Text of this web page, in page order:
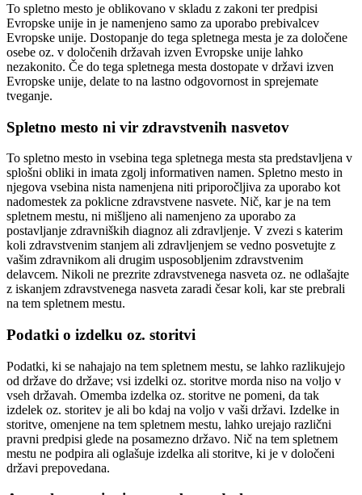
To spletno mesto je oblikovano v skladu z zakoni ter predpisi
Evropske unije in je namenjeno samo za uporabo prebivalcev
Evropske unije. Dostopanje do tega spletnega mesta je za določene
osebe oz. v določenih državah izven Evropske unije lahko
nezakonito. Če do tega spletnega mesta dostopate v državi izven
Evropske unije, delate to na lastno odgovornost in sprejemate
tveganje.
Spletno mesto ni vir zdravstvenih nasvetov
To spletno mesto in vsebina tega spletnega mesta sta predstavljena v
splošni obliki in imata zgolj informativen namen. Spletno mesto in
njegova vsebina nista namenjena niti priporočljiva za uporabo kot
nadomestek za poklicne zdravstvene nasvete. Nič, kar je na tem
spletnem mestu, ni mišljeno ali namenjeno za uporabo za
postavljanje zdravniških diagnoz ali zdravljenje. V zvezi s katerim
koli zdravstvenim stanjem ali zdravljenjem se vedno posvetujte z
vašim zdravnikom ali drugim usposobljenim zdravstvenim
delavcem. Nikoli ne prezrite zdravstvenega nasveta oz. ne odlašajte
z iskanjem zdravstvenega nasveta zaradi česar koli, kar ste prebrali
na tem spletnem mestu.
Podatki o izdelku oz. storitvi
Podatki, ki se nahajajo na tem spletnem mestu, se lahko razlikujejo
od države do države; vsi izdelki oz. storitve morda niso na voljo v
vseh državah. Omemba izdelka oz. storitve ne pomeni, da tak
izdelek oz. storitev je ali bo kdaj na voljo v vaši državi. Izdelke in
storitve, omenjene na tem spletnem mestu, lahko urejajo različni
pravni predpisi glede na posamezno državo. Nič na tem spletnem
mestu ne podpira ali oglašuje izdelka ali storitve, ki je v določeni
državi prepovedana.